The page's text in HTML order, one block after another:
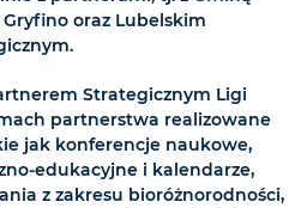
oraz Lubelskim
Strategicznym Ligi
partnerstwa realizowane
jak konferencje naukowe,
edukacyjne i kalendarze,
z zakresu bioróżnorodności,